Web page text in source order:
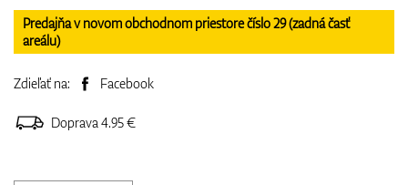
Predajňa v novom obchodnom priestore číslo 29 (zadná časť
areálu)
Zdieľať na: Facebook
Doprava 4.95 €